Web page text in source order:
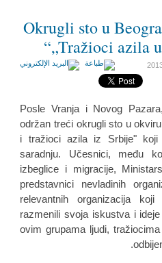
Okrugli sto u
„Tražioci azila
Posle Vranja i Novog
održan treći okrugli sto u
i tražioci azila iz Srbije" koji
saradnju. Učesnici, među
izbeglice i migracije,
predstavnici nevladinih
relevantnih organizacija
razmenili svoja iskustva i
ovim grupama ljudi,